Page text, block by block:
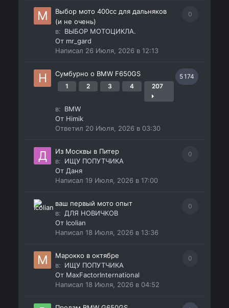
0
Выбор мото 400сс для дальняков
(и не очень)
в: ВЫБОР МОТОЦИКЛА.
От mr_gard
Написал 26 Июля, 2026 в 12:13
5 174
Сумбурно о BMW F650GS
1 2 3 4 207
в: BMW
От Himik
Ответил 20 Июля, 2026 в 03:30
0
Из Москвы в Питер
в: ИЩУ ПОПУТЧИКА
ОтДаня
Написал19 Июля, 2026 в 17:00
0
ваш первый мото опыт
в: ДЛЯ НОВИЧКОВ
От Icolian
Написал18 Июля, 2026 в 13:36
0
Марокко в октябре
в: ИЩУ ПОПУТЧИКА
От MaxFactorInternational
Написал18 Июля, 2026 в 04:52